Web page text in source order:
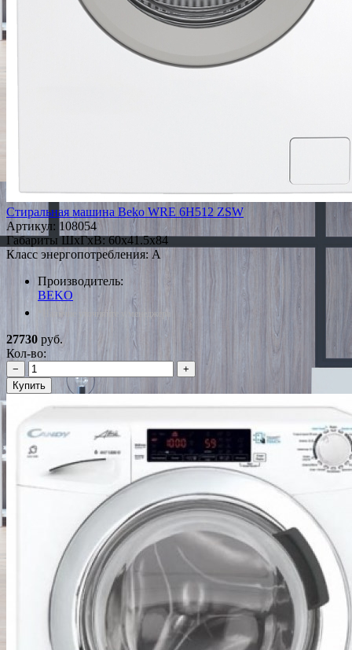
Стиральная машина Beko WRE 6H512 ZSW
Артикул: 108054
Габариты ШxГxВ: 60x41.5x84
Класс энергопотребления: A
Производитель:
BEKO
*Наличие уточняйте у менеджера
27730 руб.
Кол-во:
−
+
Купить